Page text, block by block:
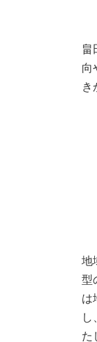
畠
向
き
地
型
は
し
た